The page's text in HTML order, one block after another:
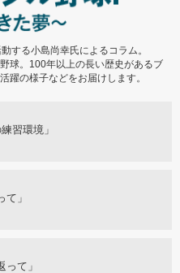
ール協会の来日
する小島尚幸氏によるコラム。
球。100年以上の長い歴史があるブ
躍の様子などをお届けします。
習環境」
」
て」